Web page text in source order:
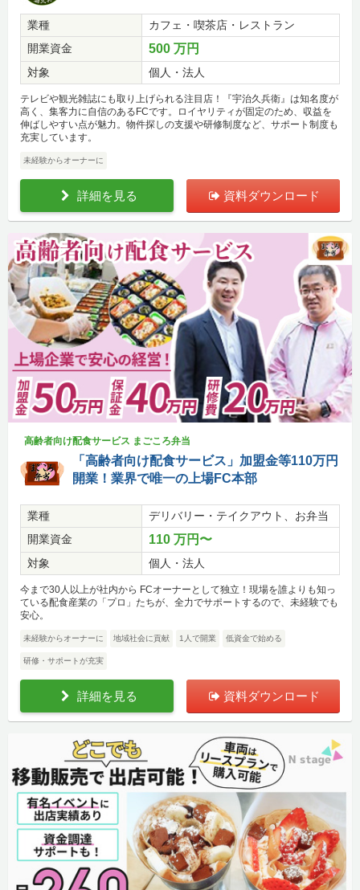
業種
カフェ・喫茶店・レストラン
開業資金
500 万円
対象 個人・法人
テレビや観光雑誌にも取り上げられる注目店！『宇治久兵衛』は知名度が
高く、集客力に自信のあるFCです。ロイヤリティが固定のため、収益を
伸ばしやすい点が魅力。物件探しの支援や研修制度など、サポート制度も
充実しています。
未経験からオーナーに
詳細を見る 資料ダウンロード
高齢者向け配食サービス まごころ弁当
「高齢者向け配食サービス」加盟金等110万円
開業！業界で唯一の上場FC本部
業種
デリバリー・テイクアウト、お弁当
開業資金
110 万円〜
対象 個人・法人
今まで30人以上が社内から FCオーナーとして独立！現場を誰よりも知っ
ている配食産業の「プロ」たちが、全力でサポートするので、未経験でも
安心。
未経験からオーナーに 地域社会に貢献 1人で開業 低資金で始める
研修・サポートが充実
詳細を見る 資料ダウンロード